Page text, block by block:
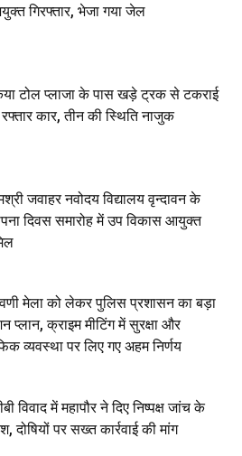
गिरफ्तार, भेजा गया जेल
टोल प्लाजा के पास खड़े ट्रक से टकराई
कार, तीन की स्थिति नाजुक
जवाहर नवोदय विद्यालय वृन्दावन के
दिवस समारोह में उप विकास आयुक्त
मेला को लेकर पुलिस प्रशासन का बड़ा
प्लान, क्राइम मीटिंग में सुरक्षा और
व्यवस्था पर लिए गए अहम निर्णय
विवाद में महापौर ने दिए निष्पक्ष जांच के
दोषियों पर सख्त कार्रवाई की मांग